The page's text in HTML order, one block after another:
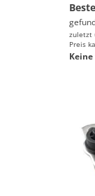
zuletzt
Preis